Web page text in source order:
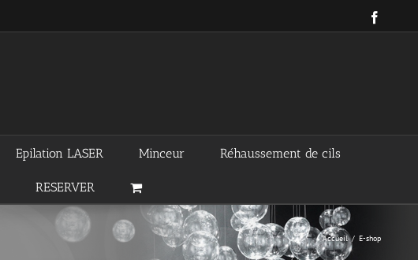
Epilation LASER Minceur Réhaussement de cils
RESERVER
Accueil / E-shop